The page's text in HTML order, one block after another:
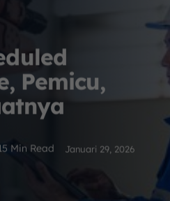
Pemicu,
Min Read Januari 29, 2026